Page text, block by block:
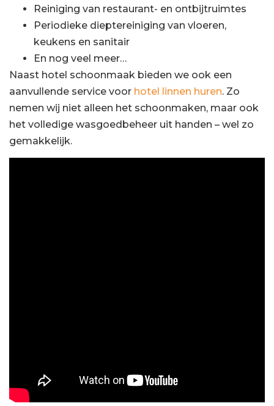
Reiniging van restaurant- en ontbijtruimtes
Periodieke dieptereiniging van vloeren,
keukens en sanitair
En nog veel meer…
Naast hotel schoonmaak bieden we ook een
aanvullende service voor hotel linnen huren. Zo
nemen wij niet alleen het schoonmaken, maar ook
het volledige wasgoedbeheer uit handen – wel zo
gemakkelijk.